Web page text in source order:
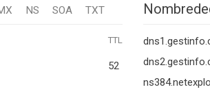
NS SOA TXT
TTL
52